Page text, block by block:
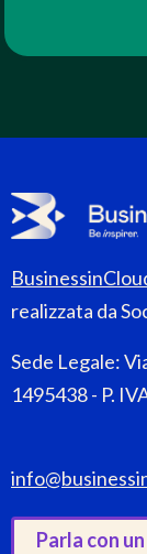
realizzata da
Sede Legale:
1495438 - P.
Parla con